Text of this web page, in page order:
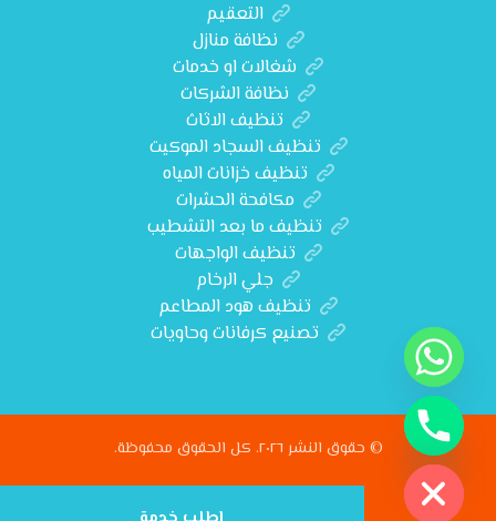
التعقيم
نظافة منازل
شغالات او خدمات
نظافة الشركات
تنظيف الاثاث
تنظيف السجاد الموكيت
تنظيف خزانات المياه
مكافحة الحشرات
تنظيف ما بعد التشطيب
تنظيف الواجهات
جلي الرخام
تنظيف هود المطاعم
تصنيع كرفانات وحاويات
© حقوق النشر ٢٠٢٦. كل الحقوق محفوظة. Hide